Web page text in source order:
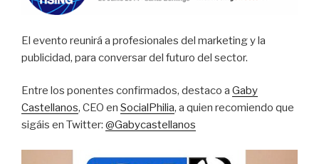
El evento reunirá a profesionales del marketing y la
publicidad, para conversar del futuro del sector.
Entre los ponentes confirmados, destaco a Gaby
Castellanos, CEO en SocialPhilia, a quien recomiendo que
sigáis en Twitter: @Gabycastellanos